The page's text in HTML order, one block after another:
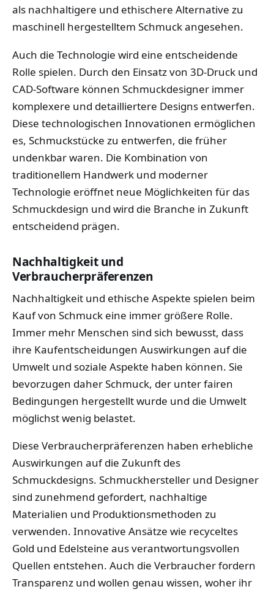
als nachhaltigere und ethischere Alternative zu
maschinell hergestelltem Schmuck angesehen.
Auch die Technologie wird eine entscheidende
Rolle spielen. Durch den Einsatz von 3D-Druck und
CAD-Software können Schmuckdesigner immer
komplexere und detailliertere Designs entwerfen.
Diese technologischen Innovationen ermöglichen
es, Schmuckstücke zu entwerfen, die früher
undenkbar waren. Die Kombination von
traditionellem Handwerk und moderner
Technologie eröffnet neue Möglichkeiten für das
Schmuckdesign und wird die Branche in Zukunft
entscheidend prägen.
Nachhaltigkeit und
Verbraucherpräferenzen
Nachhaltigkeit und ethische Aspekte spielen beim
Kauf von Schmuck eine immer größere Rolle.
Immer mehr Menschen sind sich bewusst, dass
ihre Kaufentscheidungen Auswirkungen auf die
Umwelt und soziale Aspekte haben können. Sie
bevorzugen daher Schmuck, der unter fairen
Bedingungen hergestellt wurde und die Umwelt
möglichst wenig belastet.
Diese Verbraucherpräferenzen haben erhebliche
Auswirkungen auf die Zukunft des
Schmuckdesigns. Schmuckhersteller und Designer
sind zunehmend gefordert, nachhaltige
Materialien und Produktionsmethoden zu
verwenden. Innovative Ansätze wie recyceltes
Gold und Edelsteine aus verantwortungsvollen
Quellen entstehen. Auch die Verbraucher fordern
Transparenz und wollen genau wissen, woher ihr